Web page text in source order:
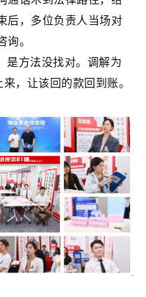
后，多位负责人当场对
。
是方法没找对。调解为
，让该回的款回到账。